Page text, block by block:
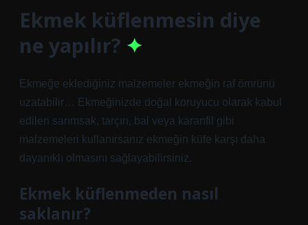
Ekmek küflenmesin diye
ne yapılır?
Ekmeğe eklediğiniz malzemeler ekmeğin raf ömrünü
uzatabilir… Ekmeğinizde doğal koruyucu olarak kabul
edilen sarımsak, tarçın, bal veya karanfil gibi
malzemeleri kullanırsanız ekmeğin küfe karşı daha
dayanıklı olmasını sağlayabilirsiniz.
Ekmek küflenmeden nasıl
saklanır?